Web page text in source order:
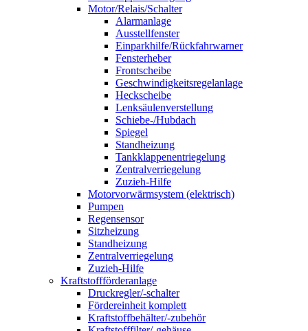
Motor/Relais/Schalter
Alarmanlage
Ausstellfenster
Einparkhilfe/Rückfahrwarner
Fensterheber
Frontscheibe
Geschwindigkeitsregelanlage
Heckscheibe
Lenksäulenverstellung
Schiebe-/Hubdach
Spiegel
Standheizung
Tankklappenentriegelung
Zentralverriegelung
Zuzieh-Hilfe
Motorvorwärmsystem (elektrisch)
Pumpen
Regensensor
Sitzheizung
Standheizung
Zentralverriegelung
Zuzieh-Hilfe
Kraftstoffförderanlage
Druckregler/-schalter
Fördereinheit komplett
Kraftstoffbehälter/-zubehör